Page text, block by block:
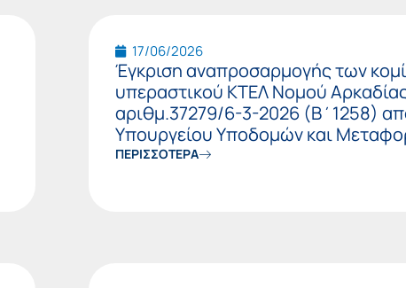
17/06/2026
Έγκριση αναπροσαρμογής των
υπεραστικού ΚΤΕΛ Νομού
αριθμ.37279/6-3-2026 (Β΄1258)
Υπουργείου Υποδομών και
ΠΕΡΙΣΣΟΤΕΡΑ